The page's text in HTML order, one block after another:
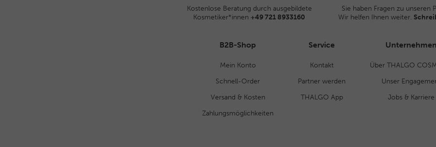
Kostenlose Beratung durch ausgebildete
Kosmetiker*innen +49 721 8933160
Sie haben Fragen zu unseren
Wir helfen Ihnen weiter.
B2B-Shop
Mein Konto
Schnell-Order
Versand & Kosten
Zahlungsmöglichkeiten
Service
Kontakt
Partner werden
THALGO App
Unternehmen
Über THALGO
Unser
Jobs & Karriere